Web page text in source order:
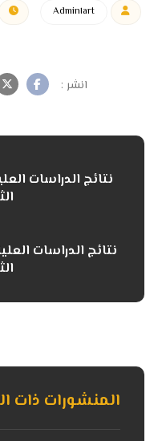
Admin١art
نتائج الدراسات
نتائج الدراسات
المنشورات ذات